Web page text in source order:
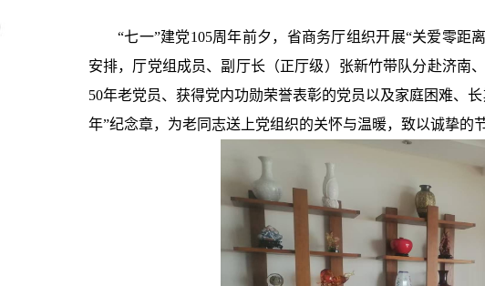
“七一”建党105周年前夕，省商务厅组织开展“关爱零距
安排，厅党组成员、副厅长（正厅级）张新竹带队分赴济南
50年老党员、获得党内功勋荣誉表彰的党员以及家庭困难、
年”纪念章，为老同志送上党组织的关怀与温暖，致以诚挚的